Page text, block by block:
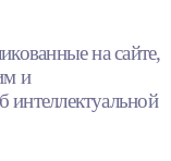
на сайте,
и